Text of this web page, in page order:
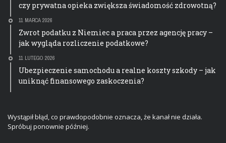
czy prywatna opieka zwiększa świadomość zdrowotną?
11 MARCA 2026
Zwrot podatku z Niemiec a praca przez agencję pracy –
jak wygląda rozliczenie podatkowe?
11 LUTEGO 2026
Ubezpieczenie samochodu a realne koszty szkody – jak
uniknąć finansowego zaskoczenia?
Wystąpił błąd, co prawdopodobnie oznacza, że kanał nie działa.
Spróbuj ponownie później.